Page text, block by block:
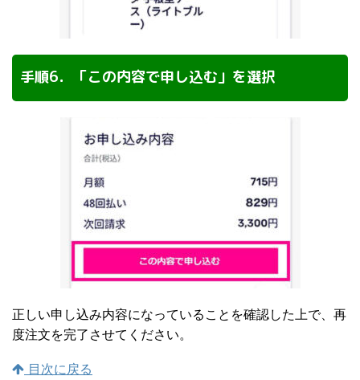
手順6．「この内容で申し込む」を選択
正しい申し込み内容になっていることを確認した上で、再
度注文を完了させてください。
目次に戻る